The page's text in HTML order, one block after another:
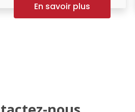
En savoir plus